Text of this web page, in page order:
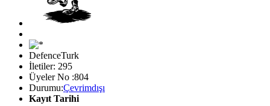
DefenceTurk
İletiler: 295
Üyeler No :804
Durumu:Çevrimdışı
Kayıt Tarihi